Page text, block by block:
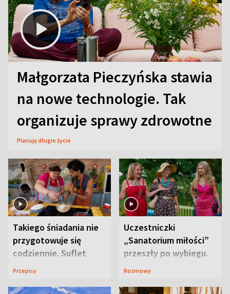
Małgorzata Pieczyńska stawia
na nowe technologie. Tak
organizuje sprawy zdrowotne
Planuję długie życie
Takiego śniadania nie
przygotowuje się
codziennie. Suflet
serowy zachwyca
Przepisy
Uczestniczki
„Sanatorium miłości”
przeszły po wybiegu.
Te stylizacje
Rozmowy